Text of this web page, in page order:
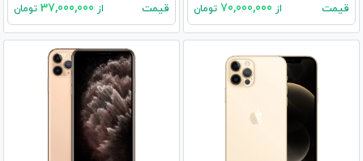
قیمت از تومان قیمت از تومان